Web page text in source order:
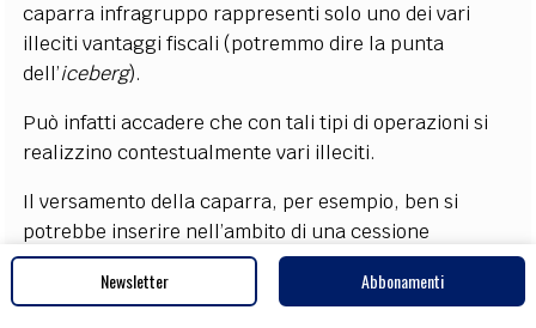
caparra infragruppo rappresenti solo uno dei vari
illeciti vantaggi fiscali (potremmo dire la punta
dell’iceberg).
Può infatti accadere che con tali tipi di operazioni si
realizzino contestualmente vari illeciti.
Il versamento della caparra, per esempio, ben si
potrebbe inserire nell’ambito di una cessione
infragruppo di un contratto preliminare di vendita.
Tale circostanza sarà del resto tanto più grave
Newsletter Abbonamenti